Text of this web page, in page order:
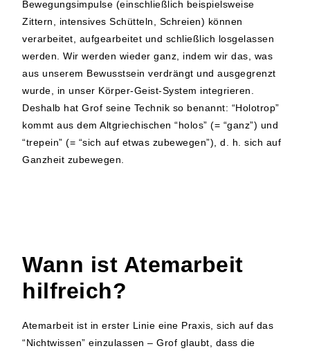
Bewegungsimpulse (einschließlich beispielsweise
Zittern, intensives Schütteln, Schreien) können
verarbeitet, aufgearbeitet und schließlich losgelassen
werden. Wir werden wieder ganz, indem wir das, was
aus unserem Bewusstsein verdrängt und ausgegrenzt
wurde, in unser Körper-Geist-System integrieren.
Deshalb hat Grof seine Technik so benannt: “Holotrop”
kommt aus dem Altgriechischen “holos” (= “ganz”) und
“trepein” (= “sich auf etwas zubewegen”), d. h. sich auf
Ganzheit zubewegen.
Wann ist Atemarbeit
hilfreich?
Atemarbeit ist in erster Linie eine Praxis, sich auf das
“Nichtwissen” einzulassen – Grof glaubt, dass die